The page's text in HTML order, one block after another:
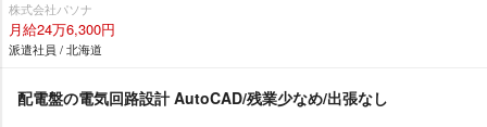
株式会社パソナ
月給24万6,300円
派遣社員 / 北海道
配電盤の電気回路設計 AutoCAD/残業少なめ/出張なし